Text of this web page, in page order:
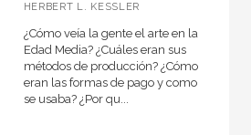
HERBERT L. KESSLER
¿Cómo veía la gente el arte en la
Edad Media? ¿Cuáles eran sus
métodos de producción? ¿Cómo
eran las formas de pago y como
se usaba? ¿Por qu...